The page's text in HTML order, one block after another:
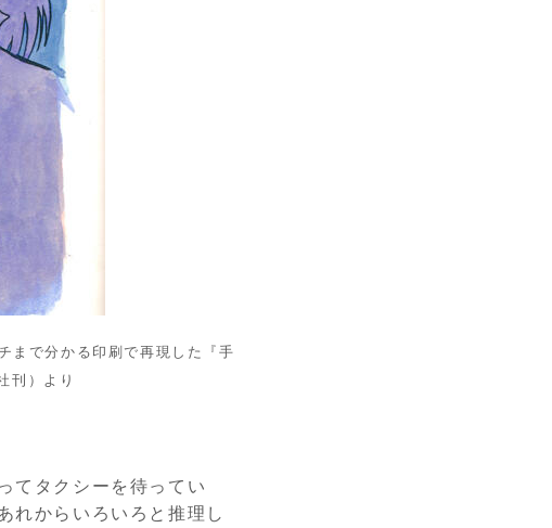
まで分かる印刷で再現した『手
刊）より
てタクシーを待ってい
れからいろいろと推理し